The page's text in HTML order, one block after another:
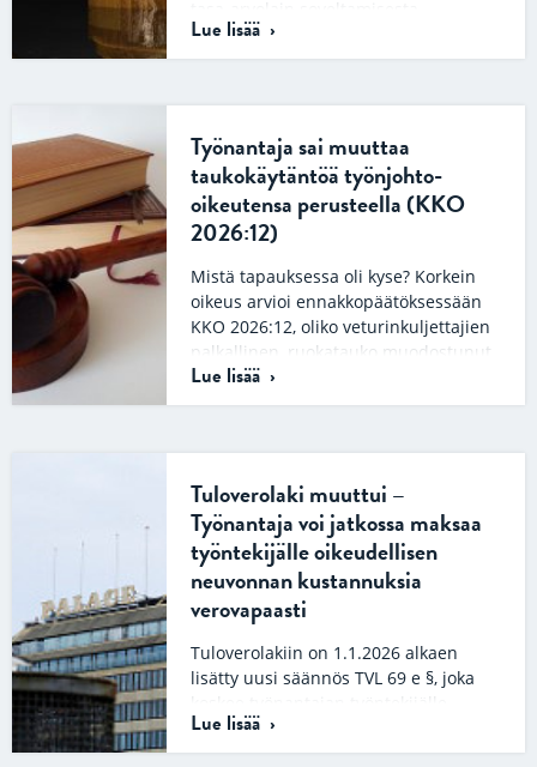
Tapauksessa ulkoasiainhallintolain
mukaisessa lähetystöneuvoksen
ulkomaanedustuksen
siirtokierroksella ilmoittautunut
kahteen…
Lue lisää
Työnantaja sai muuttaa
taukokäytäntöä työnjohto-
oikeutensa perusteella (KKO
2026:12)
Mistä tapauksessa oli kyse? Korkein
oikeus arvioi ennakkopäätöksessään
KKO 2026:12, oliko veturinkuljettajien
palkallinen, ruokatauko muodostunut
työsopimuksen ehdoksi pitkään
jatkuneen käytännön…
Lue lisää
Tuloverolaki muuttui –
Työnantaja voi jatkossa maksaa
työntekijälle oikeudellisen
neuvonnan kustannuksia
verovapaasti
Tuloverolakiin on 1.1.2026 alkaen
lisätty uusi säännös TVL 69 e §, joka
maksamia tai korvaamia
oikeudellisen neuvonnan…
Lue lisää